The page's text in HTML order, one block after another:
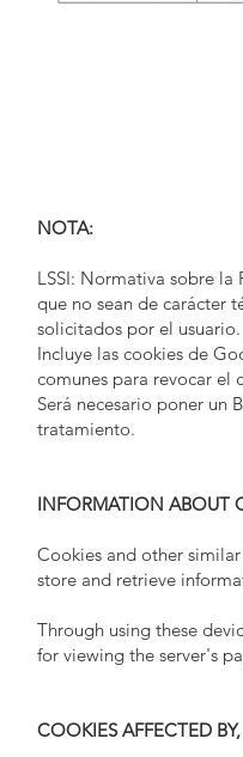
NOTA:
LSSI: Normativa sobre
que no sean de carácter
solicitados por el usuario.
Incluye las cookies de
comunes para revocar el
Será necesario poner un
tratamiento.
INFORMATION ABOUT
Cookies and other
store and retrieve
Through using these
for viewing the server's
COOKIES AFFECTED